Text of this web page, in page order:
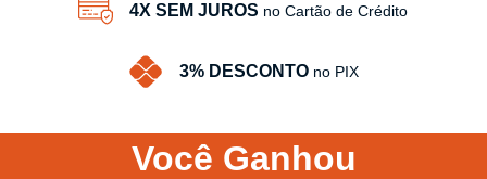
4X SEM JUROS no Cartão de Crédito
3% DESCONTO no PIX
Você Ganhou